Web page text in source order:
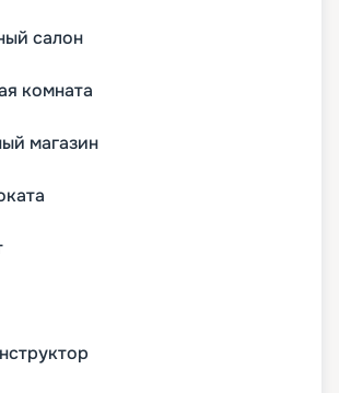
салон
комната
магазин